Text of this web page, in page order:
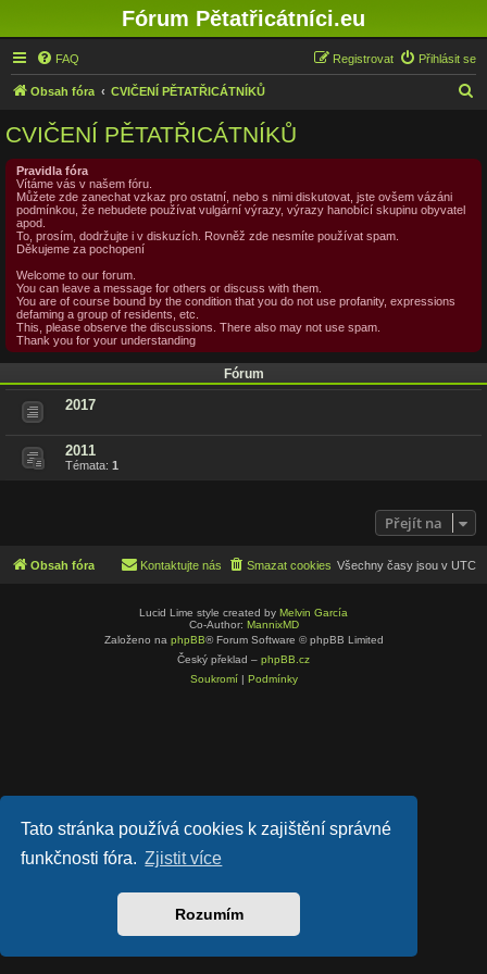
Tato stránka používá cookies k zajištění správné
funkčnosti fóra. Zjistit více
Rozumím
Fórum Pětatřicátníci.eu
FAQ Přihlásit se
Registrovat
Obsah fóra CVIČENÍ PĚTATŘICÁTNÍKŮ
d
CVIČENÍ PĚTATŘICÁTNÍKŮ
Pravidla fóra
Vítáme vás v našem fóru.
Můžete zde zanechat vzkaz pro ostatní, nebo s nimi diskutovat, jste ovšem vázáni
podmínkou, že nebudete používat vulgární výrazy, výrazy hanobící skupinu obyvatel
apod.
To, prosím, dodržujte i v diskuzích. Rovněž zde nesmíte používat spam.
Děkujeme za pochopení
Welcome to our forum.
You can leave a message for others or discuss with them.
You are of course bound by the condition that you do not use profanity, expressions
defaming a group of residents, etc.
This, please observe the discussions. There also may not use spam.
Thank you for your understanding
Fórum
2017
2011
Témata: 1
Přejít na
Obsah fóra Všechny časy jsou v UTC
Smazat cookies
Kontaktujte nás
Lucid Lime style created by Melvin García
Co-Author: MannixMD
Založeno na phpBB® Forum Software © phpBB Limited
Český překlad – phpBB.cz
Soukromí| Podmínky